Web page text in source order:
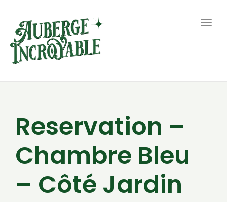
Reservation –
Chambre Bleu
– Côté Jardin